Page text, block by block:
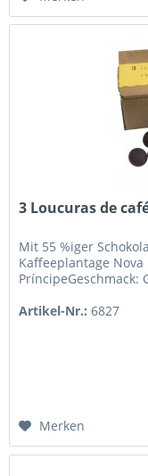
3 Loucuras de
Mit 55 %iger
Kaffeeplantage Nova
PríncipeGeschmack:
Artikel-Nr.: 6827
Merken